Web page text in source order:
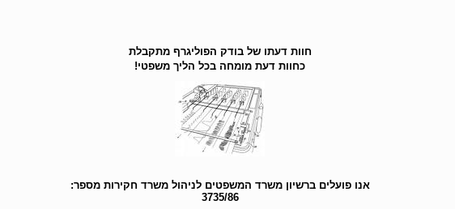
חוות דעתו של בודק הפוליגרף מתקבלת
כחוות דעת מומחה בכל הליך משפטי!
אנו פועלים ברשיון משרד המשפטים לניהול משרד חקירות מספר:
3735/86